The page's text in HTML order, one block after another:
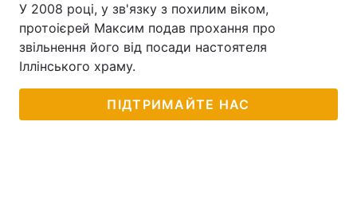
У 2008 році, у зв'язку з похилим віком,
протоієрей Максим подав прохання про
звільнення його від посади настоятеля
Іллінського храму.
ПІДТРИМАЙТЕ НАС